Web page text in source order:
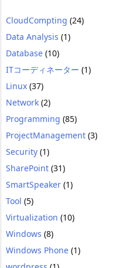
CloudCompting (24)
Data Analysis (1)
Database (10)
ITコーディネーター (1)
Linux (37)
Network (2)
Programming (85)
ProjectManagement (3)
Security (1)
SharePoint (31)
SmartSpeaker (1)
Tool (5)
Virtualization (10)
Windows (8)
Windows Phone (1)